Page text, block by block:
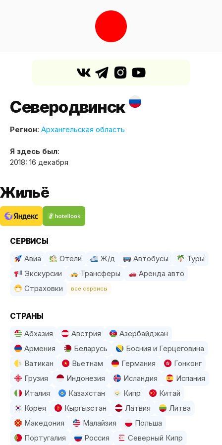
Северодвинск
Регион: Архангельская область
Я здесь был:
2018: 16 декабря
Жильё
СЕРВИСЫ
Авиа Отели Ж/д Автобусы
Туры
Экскурсии
Трансферы
Аренда авто
Страховки
все сервисы
СТРАНЫ
Абхазия Австрия
Азербайджан
Армения
Беларусь
Босния и Герцеговина
Ватикан
Вьетнам Германия
Гонконг
Грузия
Индонезия Исландия
Испания
Италия
Казахстан Кипр
Китай
Корея
Кыргызстан Латвия
Литва
Македония
Малайзия
Польша
Португалия
Россия Северный Кипр